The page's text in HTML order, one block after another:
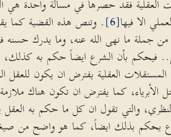
العقلية فقد حصرها في مسألة واحدة هي
الا فيها[6]
. وتنص هذه القضية كما
جملة ما نهى الله عنه، وما يدرك حسنه
فيحكم بأن الشرع ايضاً حكم به كذلك،
العقلية يفترض ان يكون للعقل
كما يفترض ان تكون هناك
والتي تقول ان كل ما حكم به
يحكم بذلك ايضاً، كما هو واضح من